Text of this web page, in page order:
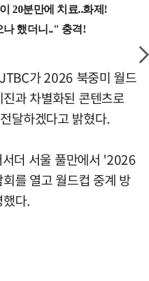
가 2026 북중미 월드
과 차별화된 콘텐츠로
달하겠다고 밝혔다.
더 서울 풀만에서 '2026
를 열고 월드컵 중계 방
다.